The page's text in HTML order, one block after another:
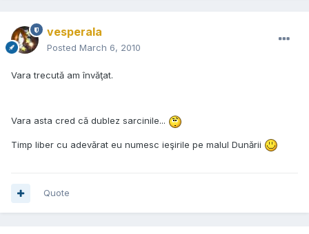
vesperala
Posted March 6, 2010
Vara trecută am învăţat.
Vara asta cred că dublez sarcinile...
Timp liber cu adevărat eu numesc ieşirile pe malul Dunării
Quote